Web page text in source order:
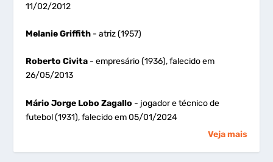
11/02/2012
Melanie Griffith - atriz (1957)
Roberto Civita - empresário (1936), falecido em
26/05/2013
Mário Jorge Lobo Zagallo - jogador e técnico de
futebol (1931), falecido em 05/01/2024
Veja mais